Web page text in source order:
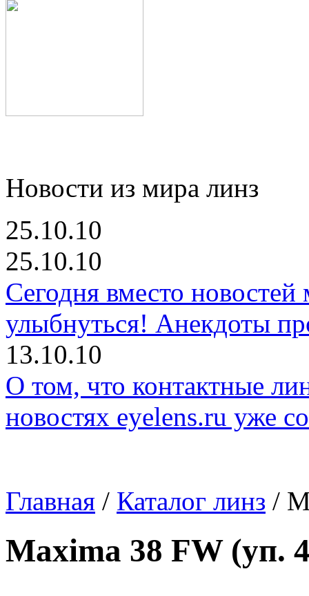
Новости из мира линз
25.10.10
25.10.10
Сегодня вместо
улыбнуться! Анекдоты
13.10.10
О том, что контактные
новостях eyelens.ru уже
Главная / Каталог линз /
Maxima 38 FW (уп.